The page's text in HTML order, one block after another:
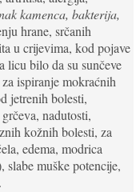
kamenca, bakterija,
hrane, srčanih
u crijevima, kod pojave
licu bilo da su sunčeve
ispiranje mokraćnih
jetrenih bolesti,
nadutosti,
kožnih bolesti, za
edema, modrica
slabe muške potencije,